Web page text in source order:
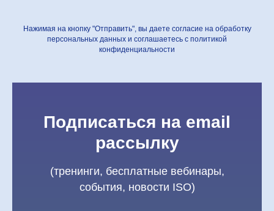
Нажимая на кнопку "Отправить", вы даете согласие на обработку
персональных данных и соглашаетесь c политикой
конфиденциальности
Подписаться на email
рассылку
(тренинги, бесплатные вебинары,
события, новости ISO)